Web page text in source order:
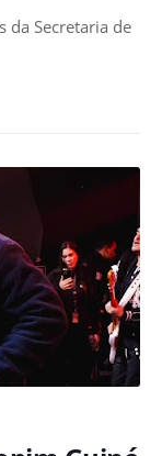
da Secretaria de